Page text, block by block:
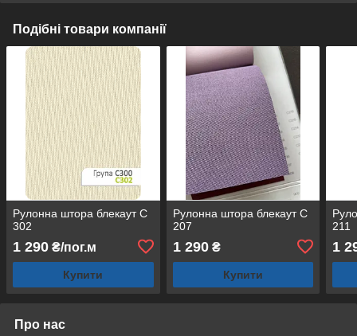
Подібні товари компанії
Рулонна штора блекаут С
302
1 290 ₴/пог.м
Купити
Рулонна штора блекаут С
207
1 290₴
Купити
211
1
Про нас